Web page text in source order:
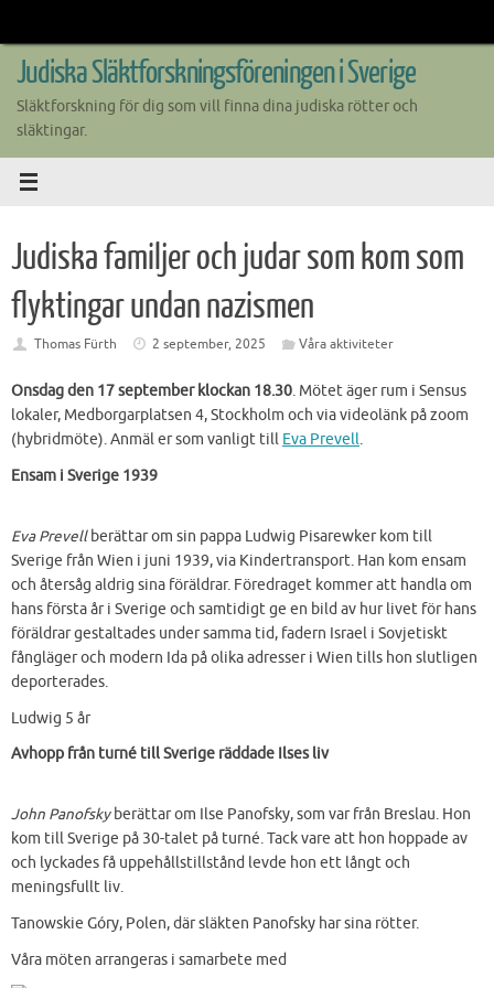
content
Judiska Släktforskningsföreningen i Sverige
Släktforskning för dig som vill finna dina judiska rötter och
släktingar.
Judiska familjer och judar som kom som
flyktingar undan nazismen
Thomas Fürth 2 september, 2025 Våra aktiviteter
Onsdag den 17 september klockan 18.30. Mötet äger rum i Sensus
lokaler, Medborgarplatsen 4, Stockholm och via videolänk på zoom
(hybridmöte). Anmäl er som vanligt till Eva Prevell.
Ensam i Sverige 1939
Eva Prevellberättar om sin pappa Ludwig Pisarewker kom till
Sverige från Wien i juni 1939, via Kindertransport. Han kom ensam
och återsåg aldrig sina föräldrar. Föredraget kommer att handla om
hans första år i Sverige och samtidigt ge en bild av hur livet för hans
föräldrar gestaltades under samma tid, fadern Israel i Sovjetiskt
fångläger och modern Ida på olika adresser i Wien tills hon slutligen
deporterades.
Ludwig 5 år
Avhopp från turné till Sverige räddade Ilses liv
John Panofskyberättar om Ilse Panofsky, som var från Breslau. Hon
kom till Sverige på 30-talet på turné. Tack vare att hon hoppade av
och lyckades få uppehållstillstånd levde hon ett långt och
meningsfullt liv.
Tanowskie Góry, Polen, där släkten Panofsky har sina rötter.
Våra möten arrangeras i samarbete med